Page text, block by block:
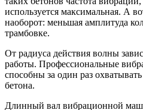
используется максимальная. А
наоборот: меньшая амплитуда
трамбовке.
От радиуса действия волны
работы. Профессиональные
способны за один раз
бетона.
Длинный вал вибрационной